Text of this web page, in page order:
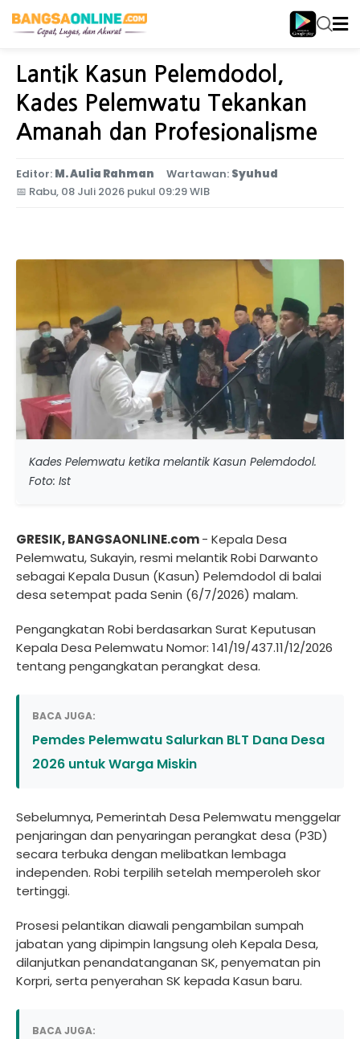
Home Jawa Timur
Lantik Kasun Pelemdodol,
Kades Pelemwatu Tekankan
Amanah dan Profesionalisme
Editor: M. Aulia Rahman Wartawan: Syuhud
📅 Rabu, 08 Juli 2026 pukul 09:29 WIB
Kades Pelemwatu ketika melantik Kasun Pelemdodol.
Foto: Ist
GRESIK, BANGSAONLINE.com- Kepala Desa
Pelemwatu, Sukayin, resmi melantik Robi Darwanto
sebagai Kepala Dusun (Kasun) Pelemdodol di balai
desa setempat pada Senin (6/7/2026) malam.
Pengangkatan Robi berdasarkan Surat Keputusan
Kepala Desa Pelemwatu Nomor: 141/19/437.11/12/2026
tentang pengangkatan perangkat desa.
BACA JUGA:
Pemdes Pelemwatu Salurkan BLT Dana Desa
2026 untuk Warga Miskin
Sebelumnya, Pemerintah Desa Pelemwatu menggelar
penjaringan dan penyaringan perangkat desa (P3D)
secara terbuka dengan melibatkan lembaga
independen. Robi terpilih setelah memperoleh skor
tertinggi.
Prosesi pelantikan diawali pengambilan sumpah
jabatan yang dipimpin langsung oleh Kepala Desa,
dilanjutkan penandatanganan SK, penyematan pin
Korpri, serta penyerahan SK kepada Kasun baru.
BACA JUGA: